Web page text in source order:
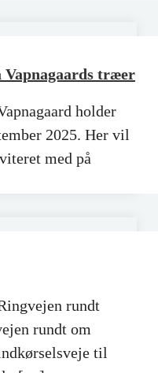
træer
holder
2025. Her vil
med på
rundt
rundt om
til